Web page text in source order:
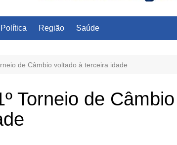
Política Região Saúde
de Câmbio voltado à terceira idade
Torneio de Câmbio